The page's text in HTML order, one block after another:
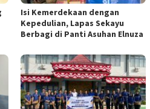
Isi Kemerdekaan dengan
Kepedulian, Lapas Sekayu
Berbagi di Panti Asuhan Elnuza